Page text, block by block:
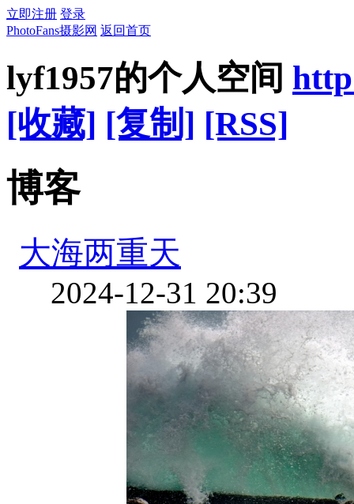
立即注册 登录
PhotoFans摄影网 返回首页
lyf1957的个人空间
[收藏] [复制] [RSS]
博客
大海两重天
2024-12-31 20:39